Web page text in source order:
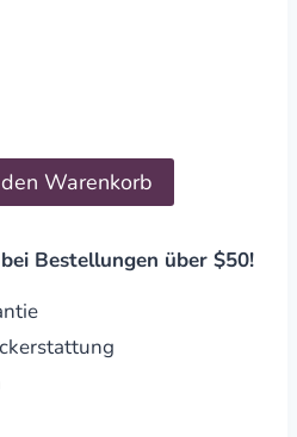
Warenkorb
Bestellungen über $50!